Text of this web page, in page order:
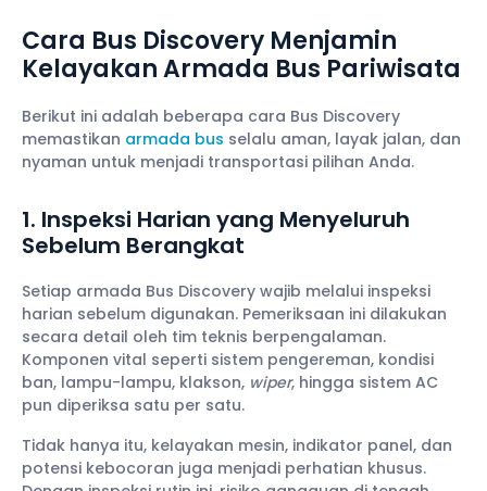
Cara Bus Discovery Menjamin
Kelayakan Armada Bus Pariwisata
Berikut ini adalah beberapa cara Bus Discovery
memastikan armada bus selalu aman, layak jalan, dan
nyaman untuk menjadi transportasi pilihan Anda.
1. Inspeksi Harian yang Menyeluruh
Sebelum Berangkat
Setiap armada Bus Discovery wajib melalui inspeksi
harian sebelum digunakan. Pemeriksaan ini dilakukan
secara detail oleh tim teknis berpengalaman.
Komponen vital seperti sistem pengereman, kondisi
ban, lampu-lampu, klakson, wiper, hingga sistem AC
pun diperiksa satu per satu.
Tidak hanya itu, kelayakan mesin, indikator panel, dan
potensi kebocoran juga menjadi perhatian khusus.